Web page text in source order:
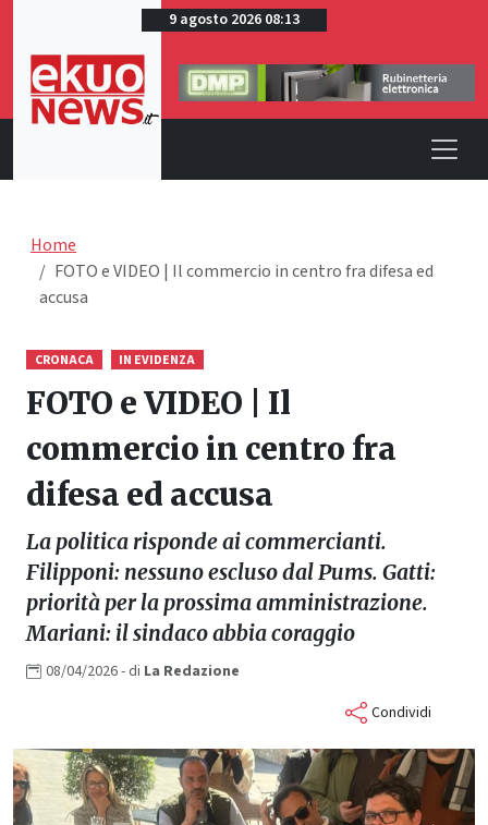
9 agosto 2026 08:13
Home
FOTO e VIDEO | Il commercio in centro fra difesa ed
accusa
CRONACA IN EVIDENZA
FOTO e VIDEO | Il
commercio in centro fra
difesa ed accusa
La politica risponde ai commercianti.
Filipponi: nessuno escluso dal Pums. Gatti:
priorità per la prossima amministrazione.
Mariani: il sindaco abbia coraggio
08/04/2026- di La Redazione
Condividi